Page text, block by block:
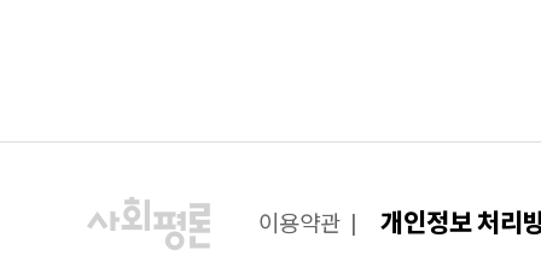
이용약관 | 개인정보 처리